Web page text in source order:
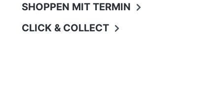
SHOPPEN MIT TERMIN
CLICK & COLLECT